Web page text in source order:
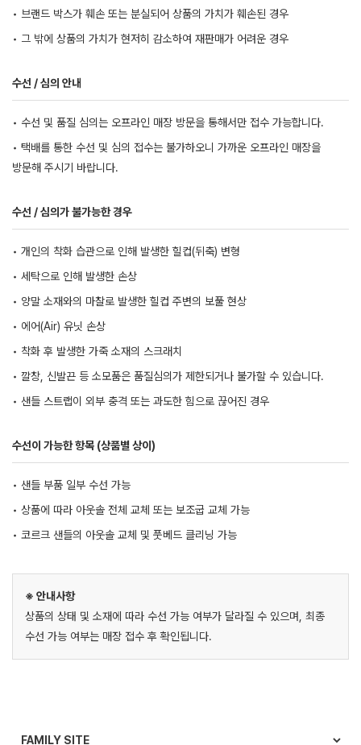
• 브랜드 박스가 훼손 또는 분실되어 상품의 가치가 훼손된 경우
• 그 밖에 상품의 가치가 현저히 감소하여 재판매가 어려운 경우
수선 / 심의 안내
• 수선 및 품질 심의는 오프라인 매장 방문을 통해서만 접수 가능합니다.
• 택배를 통한 수선 및 심의 접수는 불가하오니 가까운 오프라인 매장을
방문해 주시기 바랍니다.
수선 / 심의가 불가능한 경우
• 개인의 착화 습관으로 인해 발생한 힐컵(뒤축) 변형
• 세탁으로 인해 발생한 손상
• 양말 소재와의 마찰로 발생한 힐컵 주변의 보풀 현상
• 에어(Air) 유닛 손상
• 착화 후 발생한 가죽 소재의 스크래치
• 깔창, 신발끈 등 소모품은 품질심의가 제한되거나 불가할 수 있습니다.
• 샌들 스트랩이 외부 충격 또는 과도한 힘으로 끊어진 경우
수선이 가능한 항목 (상품별 상이)
• 샌들 부품 일부 수선 가능
• 상품에 따라 아웃솔 전체 교체 또는 보조굽 교체 가능
• 코르크 샌들의 아웃솔 교체 및 풋베드 클리닝 가능
※ 안내사항
상품의 상태 및 소재에 따라 수선 가능 여부가 달라질 수 있으며, 최종
수선 가능 여부는 매장 접수 후 확인됩니다.